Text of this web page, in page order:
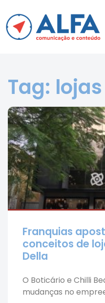
Tag: lojas
Franquias
conceitos de
Della
O Boticário e Chilli
mudanças no